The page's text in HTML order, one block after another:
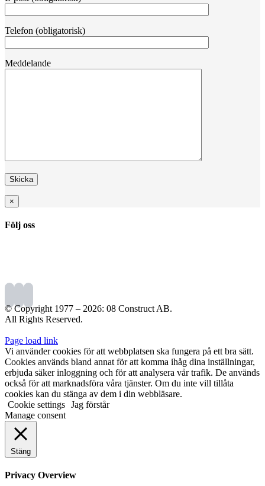
Telefon (obligatorisk)
Meddelande
×
Följ oss
© Copyright 1977 – 2026: 08 Construct AB.
All Rights Reserved.
Page load link
Vi använder cookies för att webbplatsen ska fungera på ett bra sätt.
Cookies används bland annat för att komma ihåg dina inställningar,
erbjuda säker inloggning och för att analysera vår trafik. De används
också för att marknadsföra våra tjänster. Om du inte vill tillåta
cookies kan du stänga av dem i din webbläsare.
Cookie settings Jag förstår
Manage consent
Stäng
Privacy Overview